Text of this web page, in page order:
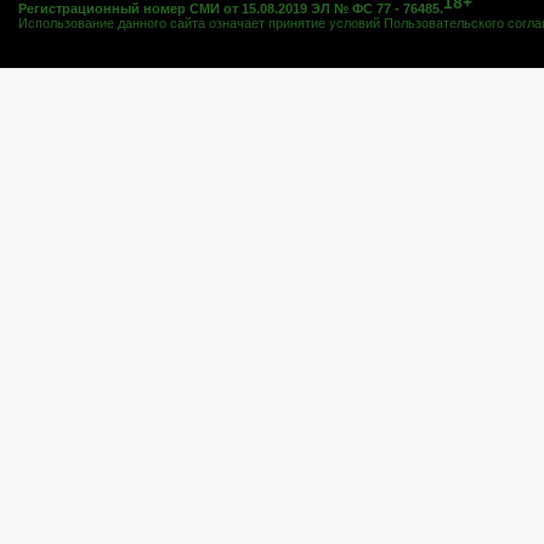
Регистрационный номер СМИ от 15.08.2019 ЭЛ № ФС 77 - 76485.
Использование данного сайта означает принятие условий Пользовательского